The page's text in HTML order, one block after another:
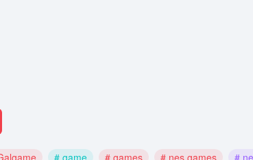
# game # games # nes games
#